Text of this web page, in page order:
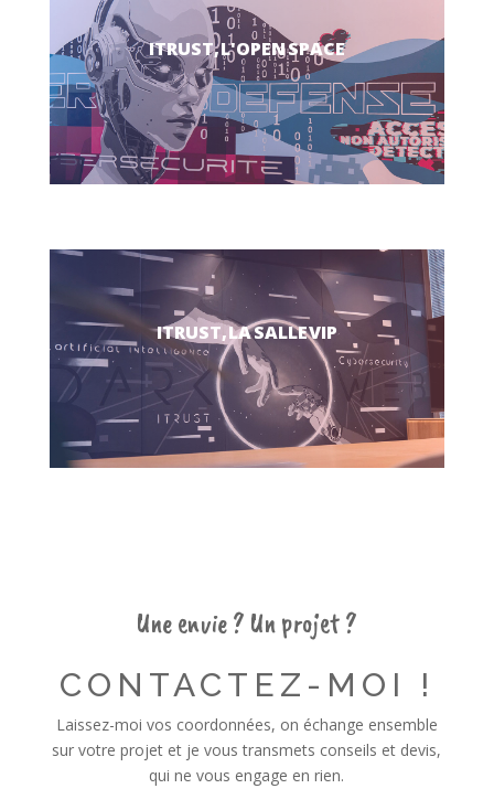
ITRUST, L'OPEN SPACE
ITRUST, LA SALLE VIP
Une envie ? Un projet ?
CONTACTEZ-MOI !
Laissez-moi vos coordonnées, on échange ensemble
sur votre projet et je vous transmets conseils et devis,
qui ne vous engage en rien.